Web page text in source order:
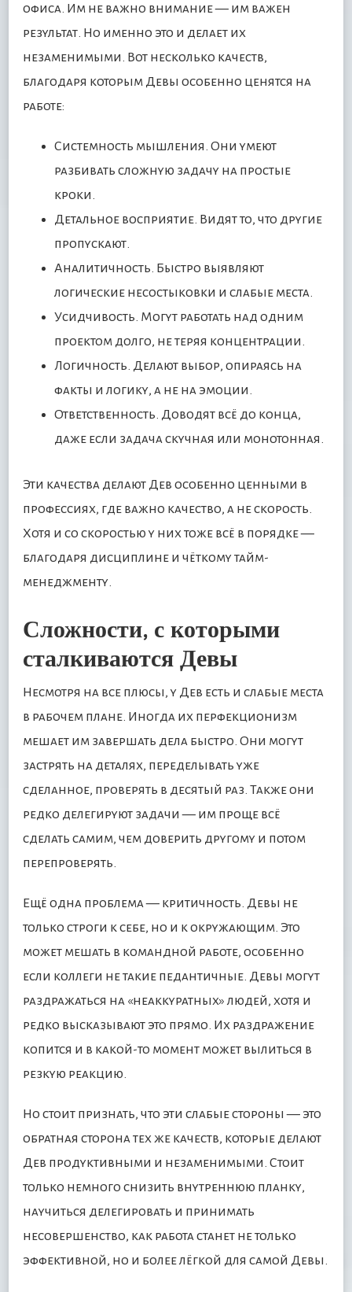
офиса. Им не важно внимание — им важен
результат. Но именно это и делает их
незаменимыми. Вот несколько качеств,
благодаря которым Девы особенно ценятся на
работе:
Системность мышления. Они умеют
разбивать сложную задачу на простые
кроки.
Детальное восприятие. Видят то, что другие
пропускают.
Аналитичность. Быстро выявляют
логические несостыковки и слабые места.
Усидчивость. Могут работать над одним
проектом долго, не теряя концентрации.
Логичность. Делают выбор, опираясь на
факты и логику, а не на эмоции.
Ответственность. Доводят всё до конца,
даже если задача скучная или монотонная.
Эти качества делают Дев особенно ценными в
профессиях, где важно качество, а не скорость.
Хотя и со скоростью у них тоже всё в порядке —
благодаря дисциплине и чёткому тайм-
менеджменту.
Сложности, с которыми
сталкиваются Девы
Несмотря на все плюсы, у Дев есть и слабые места
в рабочем плане. Иногда их перфекционизм
мешает им завершать дела быстро. Они могут
застрять на деталях, переделывать уже
сделанное, проверять в десятый раз. Также они
редко делегируют задачи — им проще всё
сделать самим, чем доверить другому и потом
перепроверять.
Ещё одна проблема — критичность. Девы не
только строги к себе, но и к окружающим. Это
может мешать в командной работе, особенно
если коллеги не такие педантичные. Девы могут
раздражаться на «неаккуратных» людей, хотя и
редко высказывают это прямо. Их раздражение
копится и в какой-то момент может вылиться в
резкую реакцию.
Но стоит признать, что эти слабые стороны — это
обратная сторона тех же качеств, которые делают
Дев продуктивными и незаменимыми. Стоит
только немного снизить внутреннюю планку,
научиться делегировать и принимать
несовершенство, как работа станет не только
эффективной, но и более лёгкой для самой Девы.